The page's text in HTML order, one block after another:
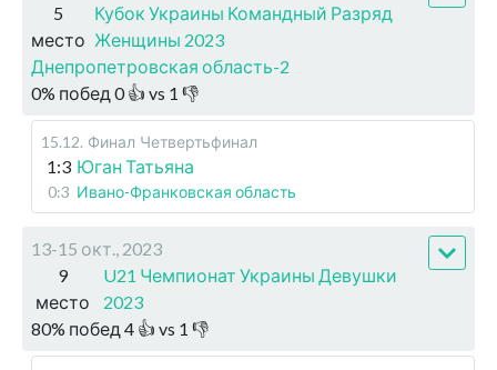
5
место
Кубок Украины Командный Разряд
Женщины 2023
Днепропетровская область-2
0% побед 0👍 vs 1 👎
15.12. Финал Четвертьфинал
1:3 Юган Татьяна
0:3 Ивано-Франковская область
13-15 окт., 2023
9
место
U21 Чемпионат Украины Девушки
2023
80% побед 4 👍 vs 1 👎